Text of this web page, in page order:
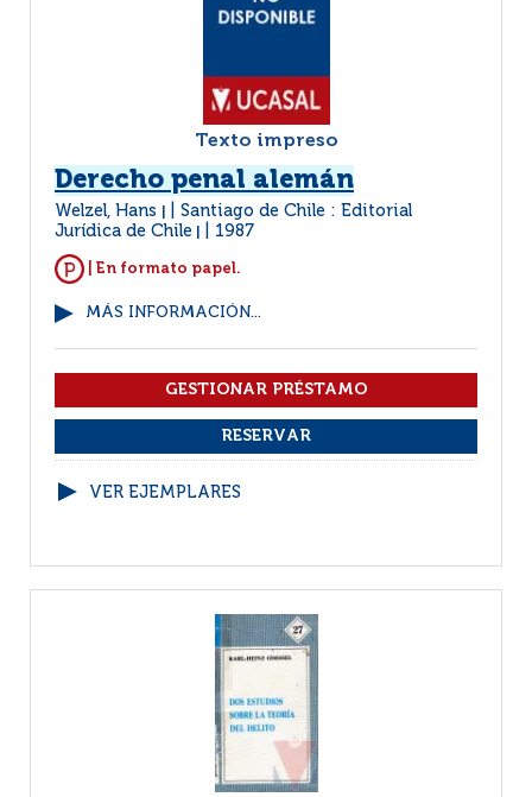
Texto impreso
Derecho penal alemán
Welzel, Hans
Santiago de Chile : Editorial
Jurídica de Chile
1987
| En formato papel.
MÁS INFORMACIÓN...
VER EJEMPLARES